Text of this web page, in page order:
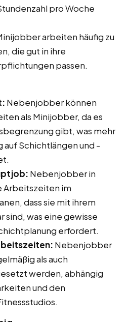
pro Woche
arbeiten häufig zu
die gut in ihre
passen.
Nebenjobber können
als Minijobber, da es
gibt, was mehr
auf Schichtlängen und -
Nebenjobber in
Arbeitszeiten im
dass sie mit ihrem
sind, was eine gewisse
erfordert.
Nebenjobber
als auch
werden, abhängig
und den